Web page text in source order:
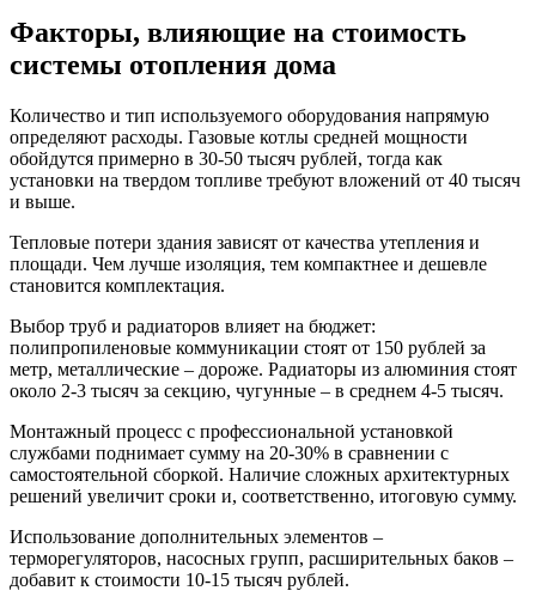
Факторы, влияющие на стоимость
системы отопления дома
Количество и тип используемого оборудования напрямую
определяют расходы. Газовые котлы средней мощности
обойдутся примерно в 30-50 тысяч рублей, тогда как
установки на твердом топливе требуют вложений от 40 тысяч
и выше.
Тепловые потери здания зависят от качества утепления и
площади. Чем лучше изоляция, тем компактнее и дешевле
становится комплектация.
Выбор труб и радиаторов влияет на бюджет:
полипропиленовые коммуникации стоят от 150 рублей за
метр, металлические – дороже. Радиаторы из алюминия стоят
около 2-3 тысяч за секцию, чугунные – в среднем 4-5 тысяч.
Монтажный процесс с профессиональной установкой
службами поднимает сумму на 20-30% в сравнении с
самостоятельной сборкой. Наличие сложных архитектурных
решений увеличит сроки и, соответственно, итоговую сумму.
Использование дополнительных элементов –
терморегуляторов, насосных групп, расширительных баков –
добавит к стоимости 10-15 тысяч рублей.